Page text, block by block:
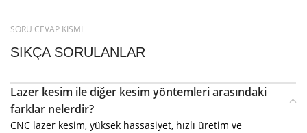
SORU CEVAP KISMI
SIKÇA SORULANLAR
Lazer kesim ile diğer kesim yöntemleri arasındaki
farklar nelerdir?
CNC lazer kesim, yüksek hassasiyet, hızlı üretim ve